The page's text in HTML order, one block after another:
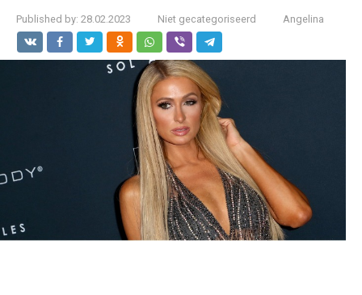
Published by: 28.02.2023 Niet gecategoriseerd Angelina